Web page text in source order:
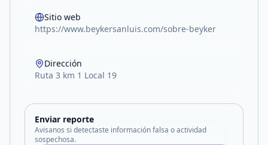
Sitio web
https://www.beykersanluis.com/sobre-beyker
Dirección
Ruta 3 km 1 Local 19
Enviar reporte
Avisanos si detectaste información falsa o actividad
sospechosa.